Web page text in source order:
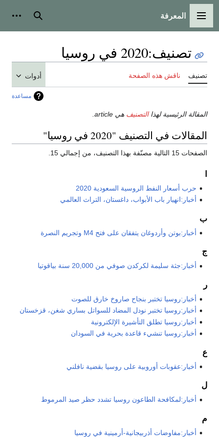
القائمة الرئيسية
المعرفة بحث
تصنيف:2020 في روسيا
تصنيف ناقش هذه الصفحة أدوات
مساعدة
المقالة الرئيسية لهذاالتصنيف هي article.
المقالات في التصنيف "2020 في روسيا"
الصفحات 15 التالية مصنّفة بهذا التصنيف، من إجمالي 15.
حرب أسعار النفط الروسية السعودية 2020
أخبار:انهيار باب الأبواب، داغستان، التراث العالمي
ب
أخبار:بوتن وأردوغان يتفقان على فتح M4 وتجريم النصرة
ج
أخبار:جثة سليمة لكركدن صوفي من 20,000 سنة بياقوتيا
ر
أخبار:روسيا تختبر بنجاح صاروخ خارق للصوت
أخبار:روسيا تختبر نودل المضاد للسواتل بساري شغن، قزخستان
أخبار:روسيا تطلق التأشيرة الإلكترونية
أخبار:روسيا تنشيء قاعدة بحرية في السودان
ع
أخبار:عقوبات أوروبية على روسيا بقضية نافلني
ل
أخبار:لمكافحة الطاعون روسيا تشدد حظر صيد المرموط
م
أخبار:مفاوضات أذربيجانية-أرمينية في روسيا